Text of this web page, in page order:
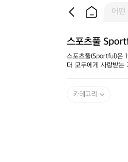
스포츠풀
스포츠풀(Sportful)은
더 모두에게 사랑받는
카테고리